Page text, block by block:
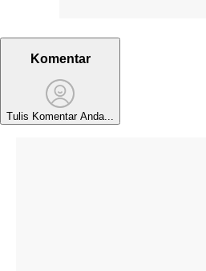
Komentar
Tulis Komentar Anda...